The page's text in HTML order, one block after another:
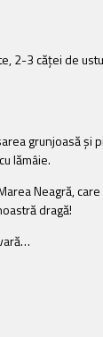
3 căței de
grunjoasă
lămâie.
Neagră,
dragă!